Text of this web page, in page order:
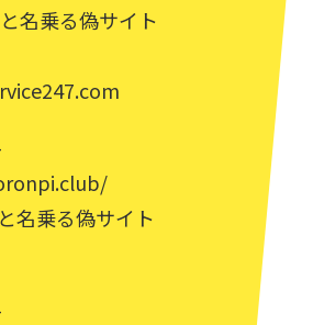
名乗る偽サイト
名乗る偽サイト